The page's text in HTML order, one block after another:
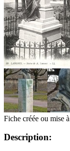
Fiche créée ou mise
Description: